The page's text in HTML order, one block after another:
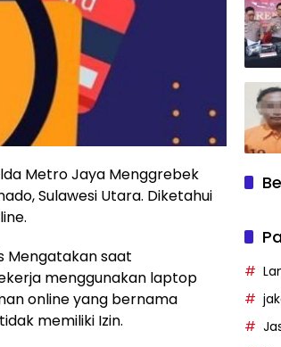
Metro Jaya Menggrebek
Sulawesi Utara. Diketahui
Mengatakan saat
menggunakan laptop
online yang bernama
memiliki Izin.